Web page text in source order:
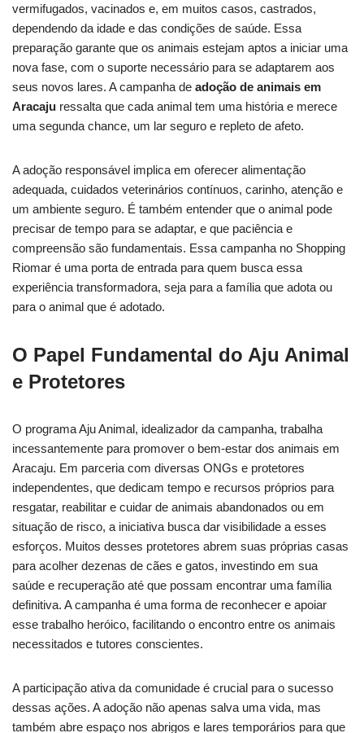
vermifugados, vacinados e, em muitos casos, castrados,
dependendo da idade e das condições de saúde. Essa
preparação garante que os animais estejam aptos a iniciar uma
nova fase, com o suporte necessário para se adaptarem aos
seus novos lares. A campanha de adoção de animais em
Aracaju ressalta que cada animal tem uma história e merece
uma segunda chance, um lar seguro e repleto de afeto.
A adoção responsável implica em oferecer alimentação
adequada, cuidados veterinários contínuos, carinho, atenção e
um ambiente seguro. É também entender que o animal pode
precisar de tempo para se adaptar, e que paciência e
compreensão são fundamentais. Essa campanha no Shopping
Riomar é uma porta de entrada para quem busca essa
experiência transformadora, seja para a família que adota ou
para o animal que é adotado.
O Papel Fundamental do Aju Animal
e Protetores
O programa Aju Animal, idealizador da campanha, trabalha
incessantemente para promover o bem-estar dos animais em
Aracaju. Em parceria com diversas ONGs e protetores
independentes, que dedicam tempo e recursos próprios para
resgatar, reabilitar e cuidar de animais abandonados ou em
situação de risco, a iniciativa busca dar visibilidade a esses
esforços. Muitos desses protetores abrem suas próprias casas
para acolher dezenas de cães e gatos, investindo em sua
saúde e recuperação até que possam encontrar uma família
definitiva. A campanha é uma forma de reconhecer e apoiar
esse trabalho heróico, facilitando o encontro entre os animais
necessitados e tutores conscientes.
A participação ativa da comunidade é crucial para o sucesso
dessas ações. A adoção não apenas salva uma vida, mas
também abre espaço nos abrigos e lares temporários para que